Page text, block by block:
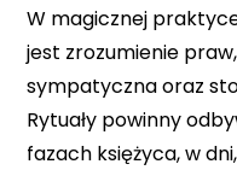
W magicznej
jest zrozumienie
sympatyczna oraz
Rytuały powinny
fazach księżyca, w